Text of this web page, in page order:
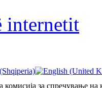
internetit
за спречување на